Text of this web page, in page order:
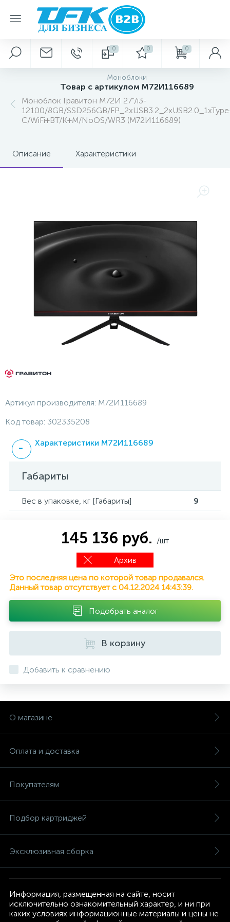
0 0 0
Моноблоки
Товар с артикулом М72И116689
Моноблок Гравитон М72И 27"/i3-
12100/8GB/SSD256GB/
C/WiFi+BT/K+M/NoOS/WR3 (М72И116689)
Описание Характеристики
Артикул производителя: М72И116689
Код товар: 302335208
Характеристики М72И116689
Габариты
Вес в упаковке, кг [Габариты] 9
145 136 руб. /шт
Архив
Это последняя цена по которой товар продавался.
Данный товар отсутствует с 04.12.2024 14:43:39.
Подобрать аналог
В корзину
Добавить к сравнению
О магазине
Оплата и доставка
Покупателям
Подбор картриджей
Эксклюзивная сборка
Информация, размещенная на сайте, носит
исключительно ознакомительный характер, и ни при
каких условиях информационные материалы и цены не